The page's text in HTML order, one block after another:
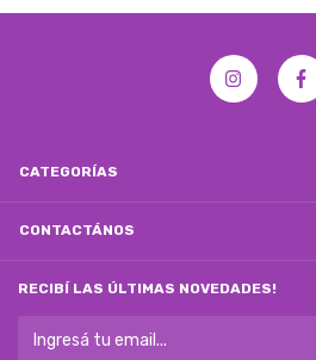
CATEGORÍAS
CONTACTÁNOS
RECIBÍ LAS ÚLTIMAS NOVEDADES!